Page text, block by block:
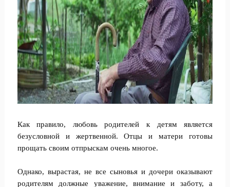
Как правило, любовь родителей к детям является
безусловной и жертвенной. Отцы и матери готовы
прощать своим отпрыскам очень многое.
Однако, вырастая, не все сыновья и дочери оказывают
родителям должные уважение, внимание и заботу, а